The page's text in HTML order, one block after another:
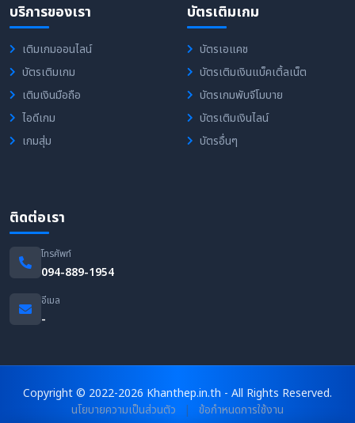
บริการของเรา
เติมเกมออนไลน์
บัตรเติมเกม
เติมเงินมือถือ
ไอดีเกม
เกมสุ่ม
บัตรเติมเกม
บัตรเอแคช
บัตรเติมเงินแบ็คเติ้ลเน็ต
บัตรเกมพับจีโมบาย
บัตรเติมเงินไลน์
บัตรอื่นๆ
ติดต่อเรา
โทรศัพท์
094-889-1954
อีเมล
-
Copyright © 2022-2026 Khanthep.in.th - All Rights Reserved.
นโยบายความเป็นส่วนตัว
| ข้อกำหนดการใช้งาน